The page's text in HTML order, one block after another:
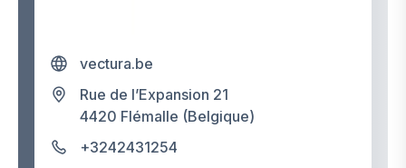
vectura.be
Rue de l’Expansion 21
4420 Flémalle (Belgique)
+3242431254